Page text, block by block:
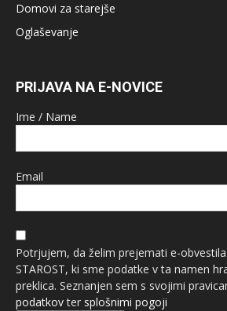
Domovi za starejše
Oglaševanje
PRIJAVA NA E-NOVICE
Ime / Name
Email
Potrjujem, da želim prejemati e-
STAROST, ki sme podatke v ta namen
preklica. Seznanjen sem s svojimi
podatkovter splošnimi pogoji